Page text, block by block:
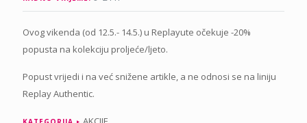
Ovog vikenda (od 12.5.- 14.5.) u Replayute očekuje -20%
popusta na kolekciju proljeće/ljeto.
Popust vrijedi i na već snižene artikle, a ne odnosi se na liniju
Replay Authentic.